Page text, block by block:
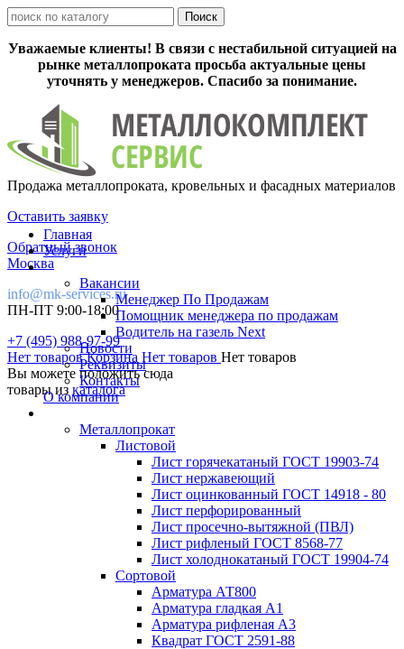
Уважаемые клиенты! В связи с нестабильной ситуацией на
рынке металлопроката просьба актуальные цены
уточнять у менеджеров. Спасибо за понимание.
Продажа металлопроката, кровельных и фасадных материалов
Оставить заявку
Обратный звонок
Москва
info@mk-services.ru
ПН-ПТ 9:00-18:00
+7 (495) 988-97-99
Нет товаровКорзина Нет товаров Нет товаров
Вы можете положить сюда
товары из каталога
Главная
Услуги
Вакансии
Менеджер По Продажам
Помощник менеджера по продажам
Водитель на газель Next
Новости
Реквизиты
Контакты
О компании
Металлопрокат
Листовой
Лист горячекатаный ГОСТ 19903-74
Лист нержавеющий
Лист оцинкованный ГОСТ 14918 - 80
Лист перфорированный
Лист просечно-вытяжной (ПВЛ)
Лист рифленый ГОСТ 8568-77
Лист холоднокатаный ГОСТ 19904-74
Сортовой
Арматура АТ800
Арматура гладкая А1
Арматура рифленая А3
Квадрат ГОСТ 2591-88